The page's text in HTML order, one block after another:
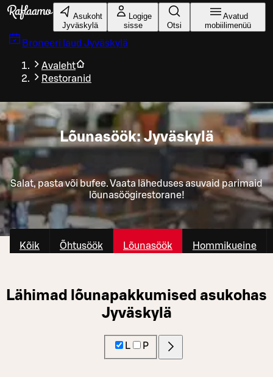
Liigu peamise sisu juurde
Asukoht
Jyväskylä
Logige
sisse
Otsi
Avatud
mobiilimenüü
Broneeri laud Jyväskylä
Avaleht
Restoranid
Lõunasöök: Jyväskylä
Salat, pasta või bufee. Vaata läheduses asuvaid parimaid
lõunasöögirestorane!
Kõik Õhtusöök Lõunasöök Hommikueine
Lähimad lõunapakkumised asukohas
Jyväskylä
L P